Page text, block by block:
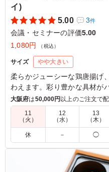
イ)
5.00
3件
会議・セミナーの評価5.00
1,080円
（税込）
サイズ やや大きい
柔らかジューシーな鶏唐揚げ
わえます。彩り豊かな具材が
でも楽しめる一品です。出汁
ランチに最適、心温まるひと
5.0
メインではないのですが、
辛い味付けが絶妙で、ひじ
味わいでした。ジューシー
大阪府は50,000円以上のご注文で
11
（火）
12
（水）
13
（木）
休 － ◯